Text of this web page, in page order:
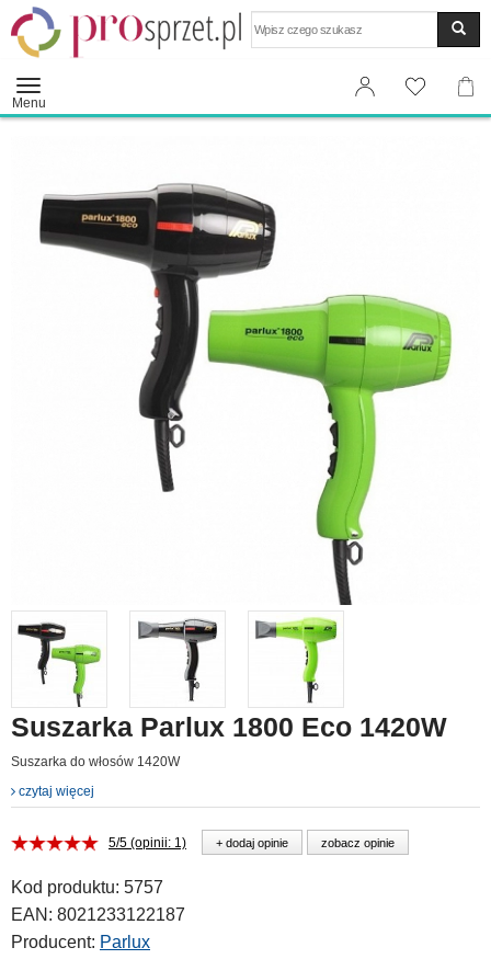
Menu
Suszarka Parlux 1800 Eco 1420W
Suszarka do włosów 1420W
czytaj więcej
5/5 (opinii: 1) + dodaj opinie zobacz opinie
Kod produktu: 5757
EAN: 8021233122187
Producent: Parlux